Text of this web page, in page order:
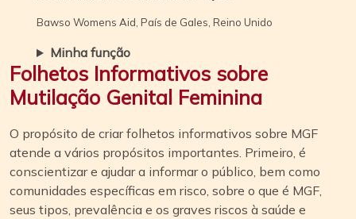
Bawso Womens Aid, País de Gales, Reino Unido
Minha função
Folhetos Informativos sobre
Mutilação Genital Feminina
O propósito de criar folhetos informativos sobre MGF
atende a vários propósitos importantes. Primeiro, é
conscientizar e ajudar a informar o público, bem como
comunidades específicas em risco, sobre o que é MGF,
seus tipos, prevalência e os graves riscos à saúde e